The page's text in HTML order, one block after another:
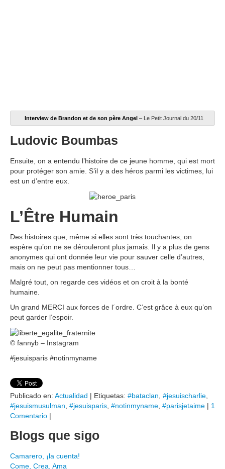
Interview de Brandon et de son père Angel – Le Petit Journal du 20/11
Ludovic Boumbas
Ensuite, on a entendu l’histoire de ce jeune homme, qui est mort
pour protéger son amie. S’il y a des héros parmi les victimes, lui
est un d’entre eux.
L’Être Humain
Des histoires que, même si elles sont très touchantes, on
espère qu’on ne se dérouleront plus jamais. Il y a plus de gens
anonymes qui ont donnée leur vie pour sauver celle d’autres,
mais on ne peut pas mentionner tous…
Malgré tout, on regarde ces vidéos et on croit à la bonté
humaine.
Un grand MERCI aux forces de l´ordre. C’est grâce à eux qu’on
peut garder l’espoir.
© fannyb – Instagram
#jesuisparis #notinmyname
Publicado en: Actualidad | Etiquetas: #bataclan #jesuischarlie
#jesuismusulman #jesuisparis #notinmyname #parisjetaime | 1
Comentario |
Blogs que sigo
Camarero, ¡la cuenta!
Come, Crea, Ama